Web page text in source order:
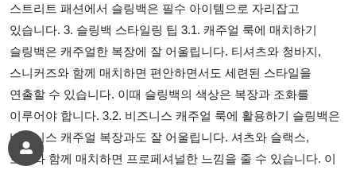
스트리트 패션에서 슬링백은 필수 아이템으로 자리잡고
있습니다. 3. 슬링백 스타일링 팁 3.1. 캐주얼 룩에 매치하기
슬링백은 캐주얼한 복장에 잘 어울립니다. 티셔츠와 청바지,
스니커즈와 함께 매치하면 편안하면서도 세련된 스타일을
연출할 수 있습니다. 이때 슬링백의 색상은 복장과 조화를
이루어야 합니다. 3.2. 비즈니스 캐주얼 룩에 활용하기 슬링백은
비즈니스 캐주얼 복장과도 잘 어울립니다. 셔츠와 슬랙스,
로퍼와 함께 매치하면 프로페셔널한 느낌을 줄 수 있습니다. 이